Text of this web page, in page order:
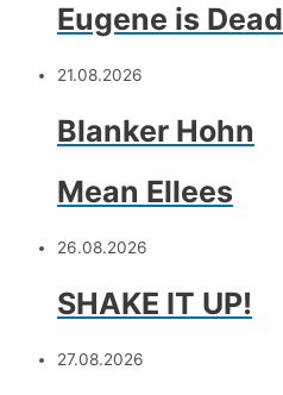
Eugene is Dead
21.08.2026
Blanker Hohn
Mean Ellees
26.08.2026
SHAKE IT UP!
27.08.2026